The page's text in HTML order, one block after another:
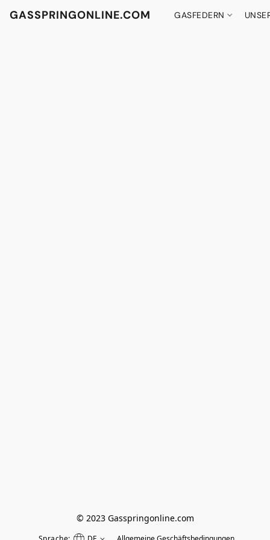
GASSPRINGONLINE.COM GASFEDERN
© 2023 Gasspringonline.com